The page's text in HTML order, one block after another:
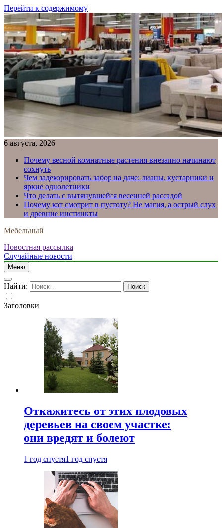
Перейти к содержимому
6 августа, 2026
Почему весной комнатные растения внезапно начинают
сохнуть
Чем задекорировать забор на даче: лианы, кустарники и
яркие однолетники
Что делать с вытянувшейся весенней рассадой
Почему кот смотрит в пустоту? Не магия, а острый слух
и древние инстинкты
Мебельный
Новостная рассылка
Случайные новости
Меню
Найти:
Заголовки
Откажитесь от этих плодовых
деревьев на своем участке:
они вредят и болеют
1 год спустя1 год спустя